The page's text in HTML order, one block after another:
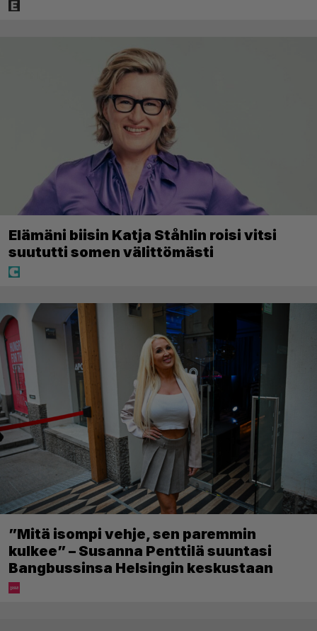
Elämäni biisin Katja Ståhlin roisi vitsi
suututti somen välittömästi
”Mitä isompi vehje, sen paremmin
kulkee” – Susanna Penttilä suuntasi
Bangbussinsa Helsingin keskustaan